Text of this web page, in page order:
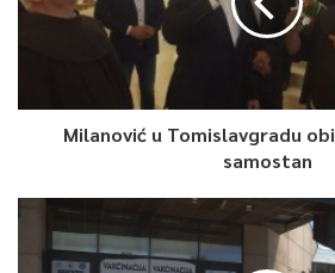
Milanović u Tomislavgradu
samostan